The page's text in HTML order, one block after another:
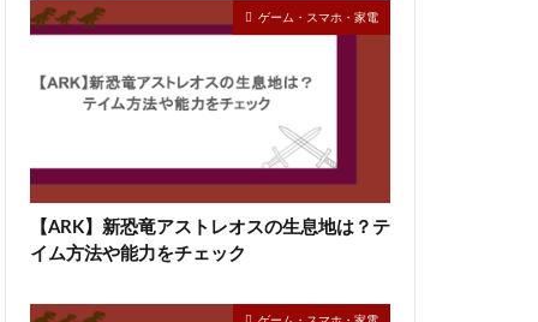
ゲーム・スマホ・家電
【ARK】新恐竜アストレオスの生息地は？テ
イム方法や能力をチェック